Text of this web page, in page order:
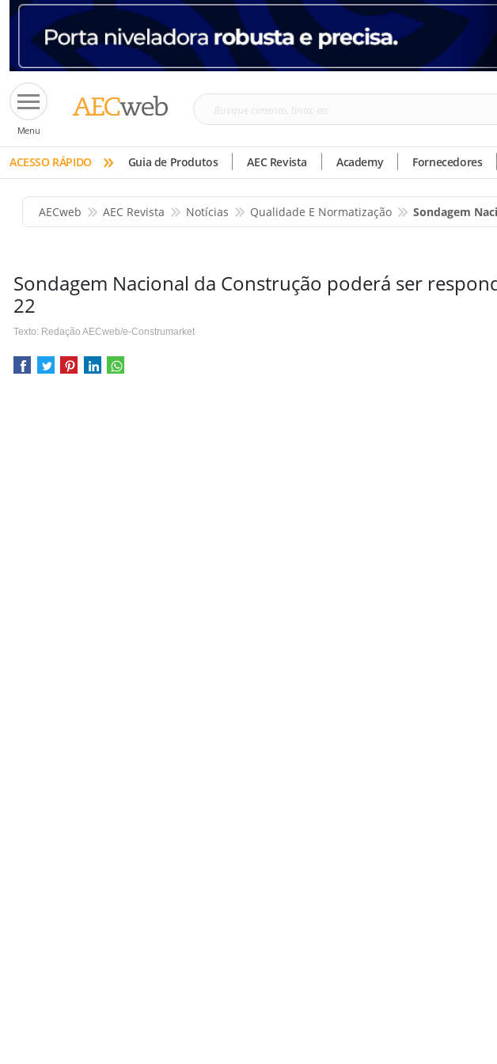
Menu
Busque
tinta,
etc
ACESSO RÁPIDO » Guia de Produtos AEC Revista Academy Fornecedores
AECweb AEC Revista Notícias Qualidade E Normatização Sondagem
Sondagem Nacional da Construção poderá ser
22
Texto: Redação AECweb/e-Construmarket